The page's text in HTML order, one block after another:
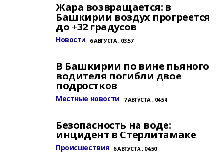
Жара возвращается: в
Башкирии воздух прогреется
до +32 градусов
Новости 6 АВГУСТА , 03:57
В Башкирии по вине пьяного
водителя погибли двое
подростков
Местные новости 7 АВГУСТА , 04:54
Безопасность на воде:
инцидент в Стерлитамаке
Происшествия 6 АВГУСТА , 04:50